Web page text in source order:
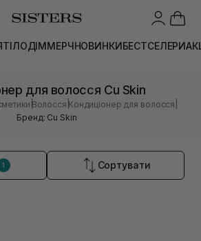
ТІЛОДІММЕРЧНОВИНКИБЕСТСЕЛЕРИ
для волосся Cu Skin
|Волосся |Кондиціонер для волосся
Бренд: Cu Skin
1 Сортувати